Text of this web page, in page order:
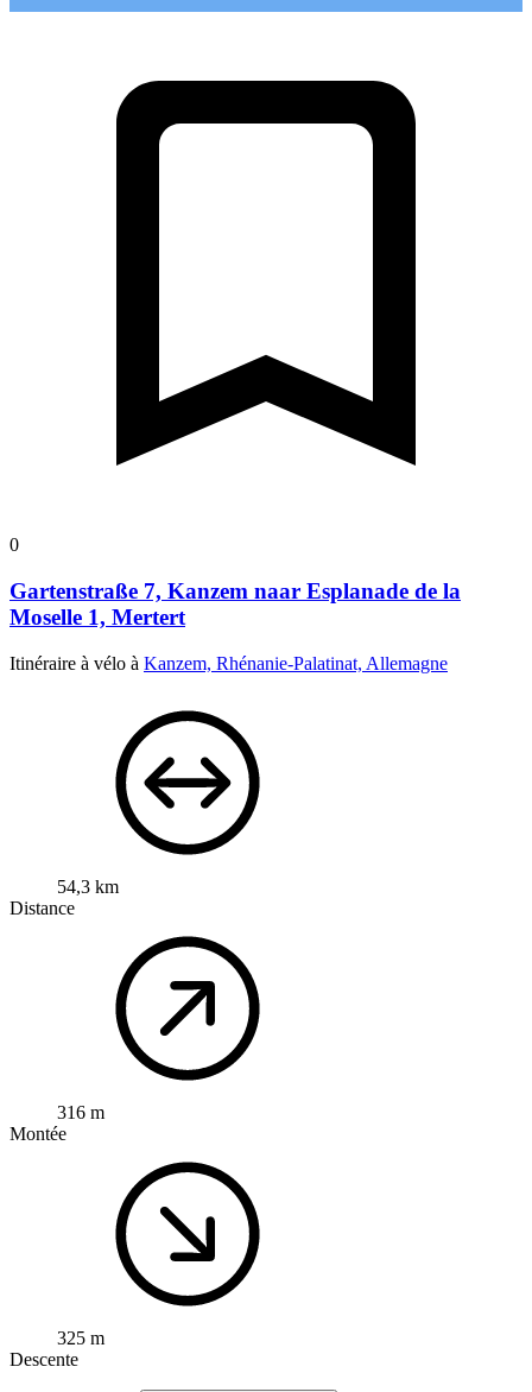
0
Gartenstraße 7, Kanzem naar Esplanade de la
Moselle 1, Mertert
Itinéraire à vélo à Kanzem, Rhénanie-Palatinat, Allemagne
54,3 km
Distance
316 m
Montée
325 m
Descente